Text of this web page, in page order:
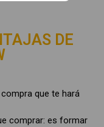
DE
que te hará
comprar: es formar